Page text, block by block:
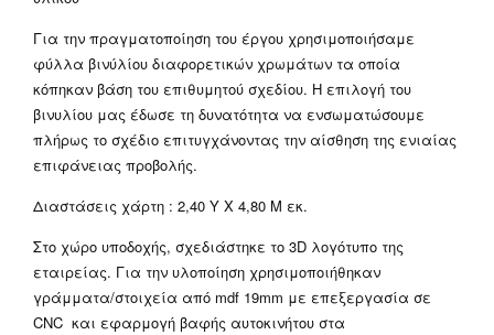
Για την πραγματοποίηση του έργου χρησιμοποιήσαμε
φύλλα βινύλίου διαφορετικών χρωμάτων τα οποία
κόπηκαν βάση του επιθυμητού σχεδίου. Η επιλογή του
βινυλίου μας έδωσε τη δυνατότητα να ενσωματώσουμε
πλήρως το σχέδιο επιτυγχάνοντας την αίσθηση της ενιαίας
επιφάνειας προβολής.
Διαστάσεις χάρτη : 2,40 Y X 4,80 M εκ.
Στο χώρο υποδοχής, σχεδιάστηκε το 3D λογότυπο της
εταιρείας. Για την υλοποίηση χρησιμοποιήθηκαν
γράμματα/στοιχεία από mdf 19mm με επεξεργασία σε
CNC και εφαρμογή βαφής αυτοκινήτου στα